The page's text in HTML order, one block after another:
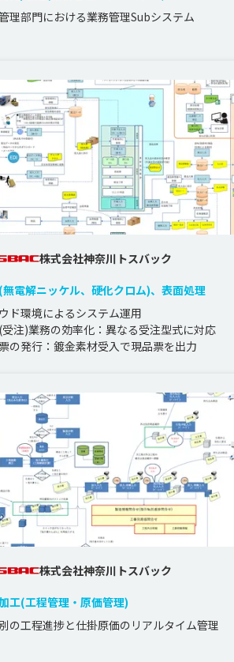
理部門における業務管理Subシステム
株式会社神奈川トスバック
電解ニッケル、硬化クロム)、表面処理
ド環境によるシステム運用
注)業務の効率化：異なる受注型式に対応
の発行：鍍金素材受入で現品票を出力
株式会社神奈川トスバック
工(工程管理・原価管理)
の工程進捗と仕掛原価のリアルタイム管理